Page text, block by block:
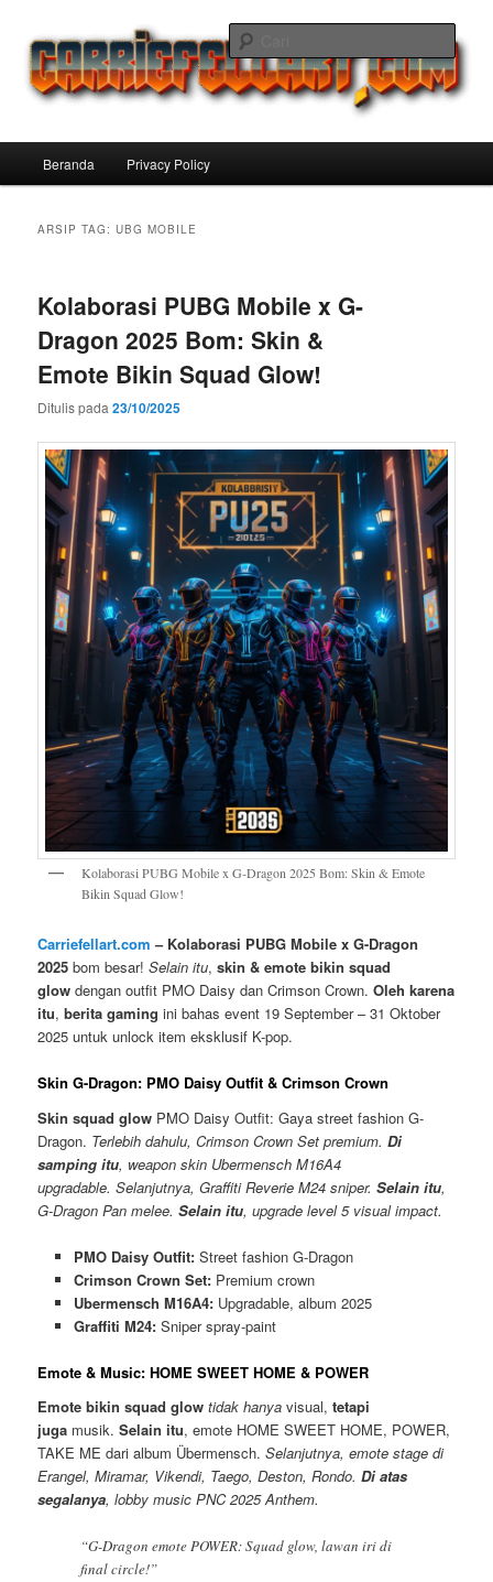
konten
utama
konten
sekunderCarriefellart Pilihan Terbaik Game
Offline Android 2025 yang Wajib
Kamu Coba
Cari
Beranda Privacy Policy
ARSIP TAG:UBG MOBILE
Kolaborasi PUBG Mobile x G-
Dragon 2025 Bom: Skin &
Emote Bikin Squad Glow!
Ditulis pada23/10/2025
Kolaborasi PUBG Mobile x G-Dragon 2025 Bom: Skin & Emote
Bikin Squad Glow!
Carriefellart.com – Kolaborasi PUBG Mobile x G-Dragon
2025 bom besar!Selain itu,skin & emote bikin squad
glow dengan outfit PMO Daisy dan Crimson Crown.Oleh karena
itu,berita gaming ini bahas event 19 September – 31 Oktober
2025 untuk unlock item eksklusif K-pop.
Skin G-Dragon: PMO Daisy Outfit & Crimson Crown
Skin squad glow PMO Daisy Outfit: Gaya street fashion G-
Dragon. Terlebih dahulu, Crimson Crown Set premium.Di
samping itu, weapon skin Ubermensch M16A4
upgradable. Selanjutnya, Graffiti Reverie M24 sniper.Selain itu,
G-Dragon Pan melee.Selain itu, upgrade level 5 visual impact.
PMO Daisy Outfit:Street fashion G-Dragon
Crimson Crown Set:Premium crown
Ubermensch M16A4:Upgradable, album 2025
Graffiti M24:Sniper spray-paint
Emote & Music: HOME SWEET HOME & POWER
Emote bikin squad glow tidak hanya visual,tetapi
juga musik.Selain itu, emote HOME SWEET HOME, POWER,
TAKE ME dari album Übermensch.Selanjutnya, emote stage di
Erangel, Miramar, Vikendi, Taego, Deston, Rondo.Di atas
segalanya, lobby music PNC 2025 Anthem.
“G-Dragon emote POWER: Squad glow, lawan iri di
final circle!”